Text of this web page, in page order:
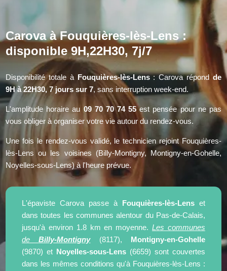
Carova à Fouquières-lès-Lens :
disponible 9H,22H30, 7j/7
Disponibilité totale à Fouquières-lès-Lens: Carova répond de
9H à 22H30, 7 jours sur 7, sans interruption week-end.
L'amplitude horaire au 09 70 70 74 55est pensée pour ne pas
vous obliger à organiser votre vie autour du rendez-vous.
Une fois le rendez-vous validé, le technicien rejoint Fouquières-
lès-Lens ou les voisines (Billy-Montigny, Montigny-en-Gohelle,
Noyelles-sous-Lens) à l'heure prévue.
L'épaviste Carova passe à Fouquières-lès-Lenset
dans toutes les communes alentour du Pas-de-Calais,
jusqu'à environ 1.8 km en moyenne. Les communes
deBilly-Montigny(8117), Montigny-en-Gohelle
(9870) et Noyelles-sous-Lens (6659) sont couvertes
dans les mêmes conditions qu'à Fouquières-lès-Lens :